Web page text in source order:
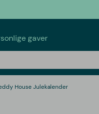
gaver
House Julekalender